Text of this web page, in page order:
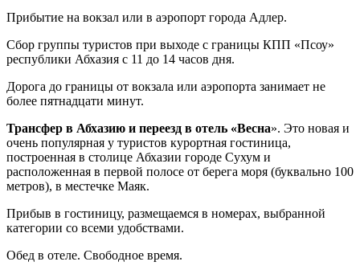
Прибытие на вокзал или в аэропорт города Адлер.
Сбор группы туристов при выходе с границы КПП «Псоу»
республики Абхазия с 11 до 14 часов дня.
Дорога до границы от вокзала или аэропорта занимает не
более пятнадцати минут.
Трансфер в Абхазию и переезд в отель «Весна». Это новая и
очень популярная у туристов курортная гостиница,
построенная в столице Абхазии городе Сухум и
расположенная в первой полосе от берега моря (буквально 100
метров), в местечке Маяк.
Прибыв в гостиницу, размещаемся в номерах, выбранной
категории со всеми удобствами.
Обед в отеле. Свободное время.